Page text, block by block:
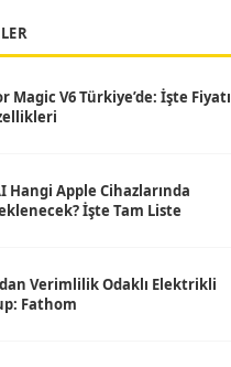
Magic V6 Türkiye’de: İşte Fiyatı
Hangi Apple Cihazlarında
İşte Tam Liste
Verimlilik Odaklı Elektrikli
Fathom